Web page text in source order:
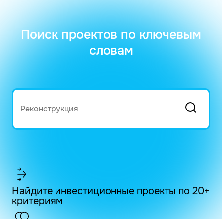
Поиск проектов по ключевым
словам
Найдите инвестиционные проекты по 20+
критериям